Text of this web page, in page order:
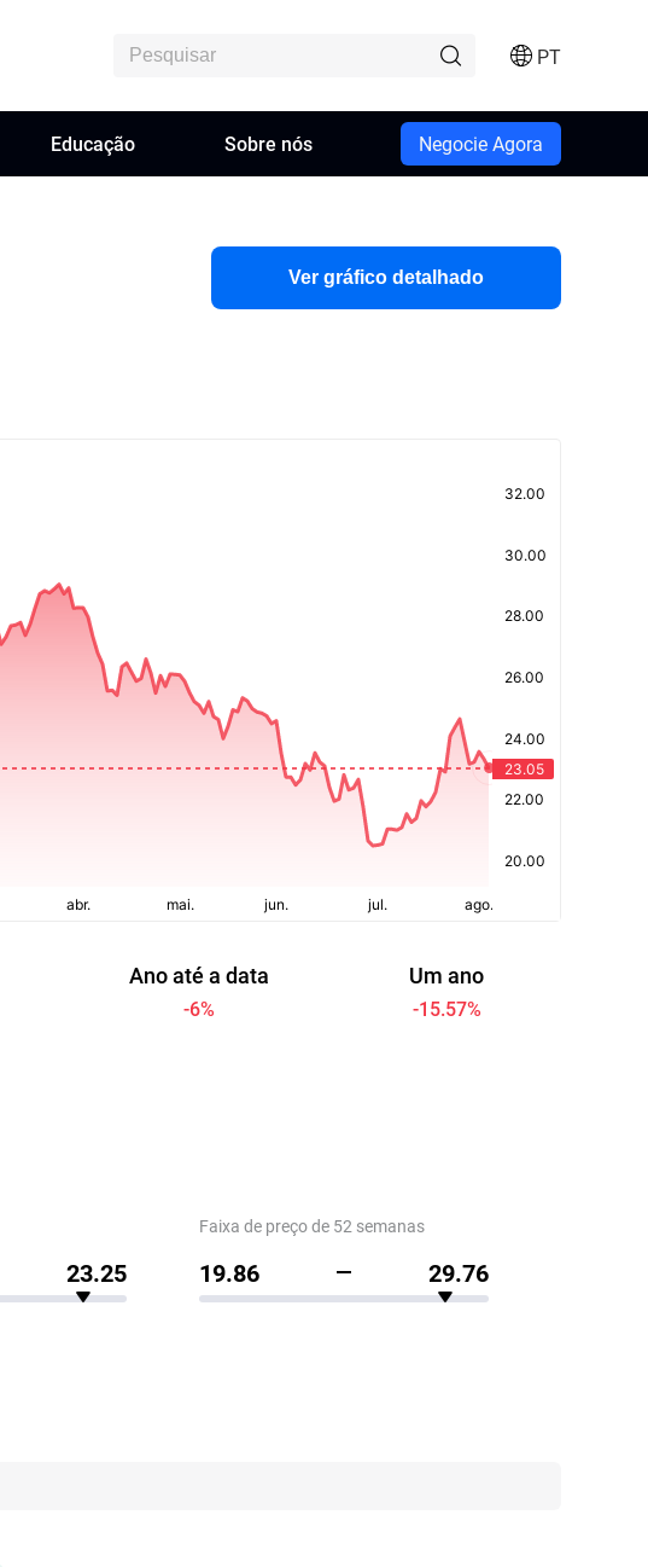
PT
Educação Sobre nós Negocie Agora
Ver gráfico detalhado
Ano até a data
-6%
Um ano
-15.57%
Faixa de preço de 52 semanas
23.25 19.86 29.76